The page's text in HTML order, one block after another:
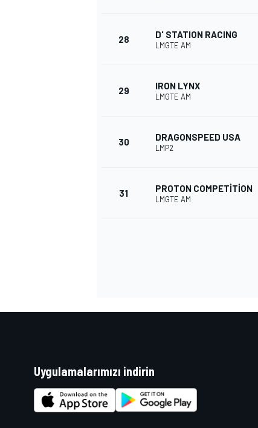
28 D' STATION RACING
LMGTE AM
29 IRON LYNX
LMGTE AM
30 DRAGONSPEED USA
LMP2
31 PROTON COMPETITION
LMGTE AM
Uygulamalarımızı indirin